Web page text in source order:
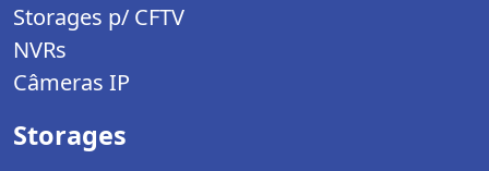
Storages p/ CFTV
NVRs
Câmeras IP
Storages